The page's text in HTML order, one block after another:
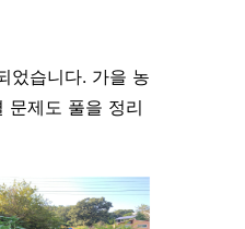
었습니다. 가을 농
문제도 풀을 정리